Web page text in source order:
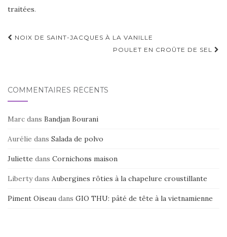
traitées.
Navigation
NOIX DE SAINT-JACQUES À LA VANILLE
POULET EN CROÛTE DE SEL
COMMENTAIRES RÉCENTS
Marc dans Bandjan Bourani
Aurélie dans Salada de polvo
Juliette dans Cornichons maison
Libertydans Aubergines rôties à la chapelure croustillante
Piment Oiseau dans GIO THU: pâté de tête à la vietnamienne